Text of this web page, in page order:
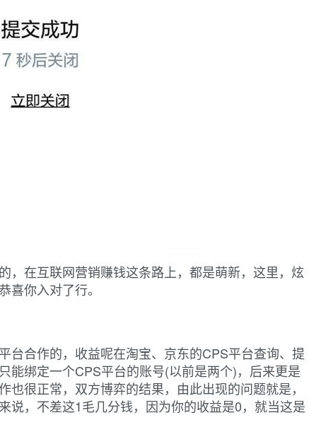
，在互联网营销赚钱这条路上，都是萌新，这里，炫
喜你入对了行。
台合作的，收益呢在淘宝、京东的CPS平台查询、提
能绑定一个CPS平台的账号(以前是两个)，后来更是
很正常，双方博弈的结果，由此出现的问题就是，
说，不差这1毛几分钱，因为你的收益是0，就当这是